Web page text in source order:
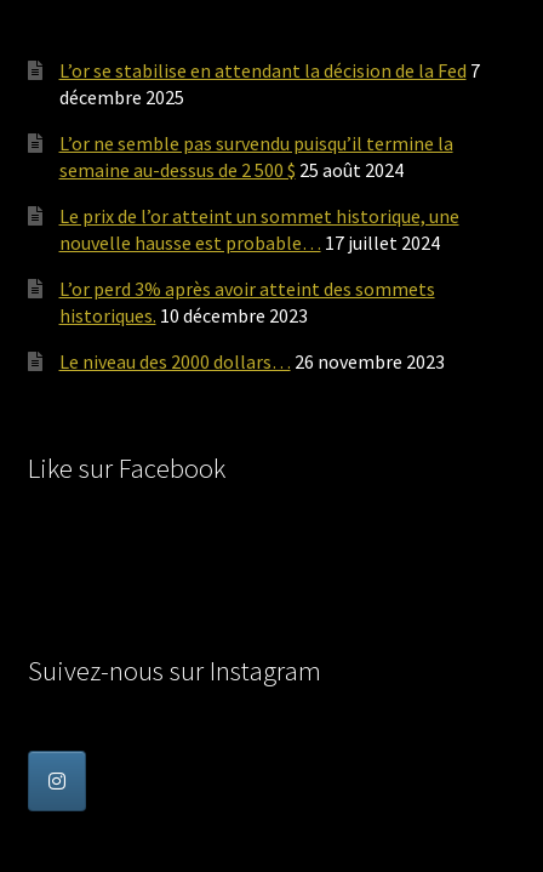
L’or se stabilise en attendant la décision de la Fed 7
décembre 2025
L’or ne semble pas survendu puisqu’il termine la
semaine au-dessus de 2 500 $ 25 août 2024
Le prix de l’or atteint un sommet historique, une
nouvelle hausse est probable… 17 juillet 2024
L’or perd 3% après avoir atteint des sommets
historiques. 10 décembre 2023
Le niveau des 2000 dollars… 26 novembre 2023
Like sur Facebook
Suivez-nous sur Instagram